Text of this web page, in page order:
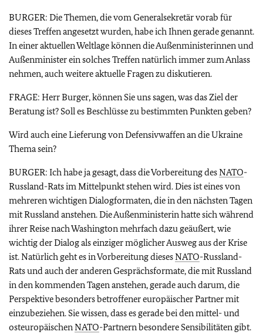
BURGER: Die Themen, die vom Generalsekretär vorab für
dieses Treffen angesetzt wurden, habe ich Ihnen gerade genannt.
In einer aktuellen Weltlage können die Außenministerinnen und
Außenminister ein solches Treffen natürlich immer zum Anlass
nehmen, auch weitere aktuelle Fragen zu diskutieren.
FRAGE: Herr Burger, können Sie uns sagen, was das Ziel der
Beratung ist? Soll es Beschlüsse zu bestimmten Punkten geben?
Wird auch eine Lieferung von Defensivwaffen an die Ukraine
Thema sein?
BURGER: Ich habe ja gesagt, dass die Vorbereitung desNATO-
Russland-Rats im Mittelpunkt stehen wird. Dies ist eines von
mehreren wichtigen Dialogformaten, die in den nächsten Tagen
mit Russland anstehen. Die Außenministerin hatte sich während
ihrer Reise nach Washington mehrfach dazu geäußert, wie
wichtig der Dialog als einziger möglicher Ausweg aus der Krise
ist. Natürlich geht es in Vorbereitung diesesNATO-Russland-
Rats und auch der anderen Gesprächsformate, die mit Russland
in den kommenden Tagen anstehen, gerade auch darum, die
Perspektive besonders betroffener europäischer Partner mit
einzubeziehen. Sie wissen, dass es gerade bei den mittel- und
osteuropäischenNATO-Partnern besondere Sensibilitäten gibt.